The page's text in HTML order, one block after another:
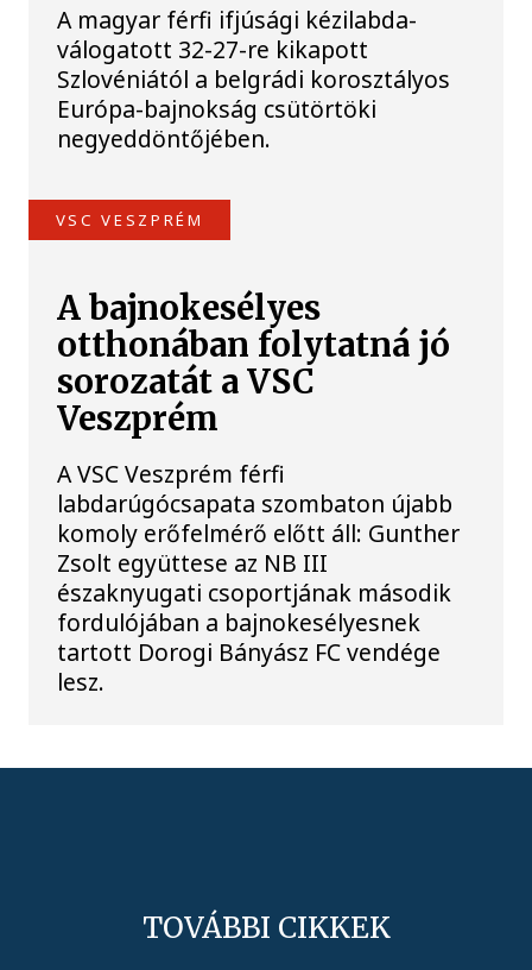
A magyar férfi ifjúsági kézilabda-
válogatott 32-27-re kikapott
Szlovéniától a belgrádi korosztályos
Európa-bajnokság csütörtöki
negyeddöntőjében.
VSC VESZPRÉM
A bajnokesélyes
otthonában folytatná jó
sorozatát a VSC
Veszprém
A VSC Veszprém férfi
labdarúgócsapata szombaton újabb
komoly erőfelmérő előtt áll: Gunther
Zsolt együttese az NB III
északnyugati csoportjának második
fordulójában a bajnokesélyesnek
tartott Dorogi Bányász FC vendége
lesz.
TOVÁBBI CIKKEK